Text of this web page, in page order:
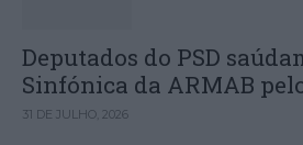
Deputados do PSD
Sinfónica da ARMAB
31 DE JULHO, 2026